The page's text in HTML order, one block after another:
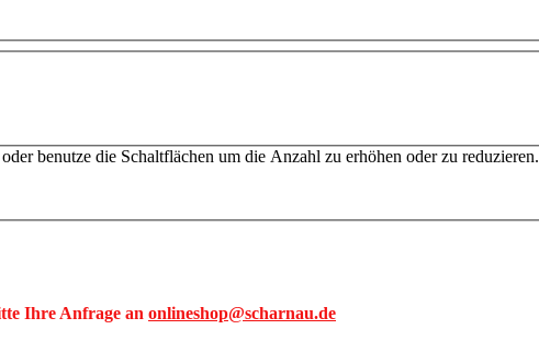
benutze die Schaltflächen um die Anzahl zu erhöhen oder zu reduzieren.
Ihre Anfrage an onlineshop@scharnau.de